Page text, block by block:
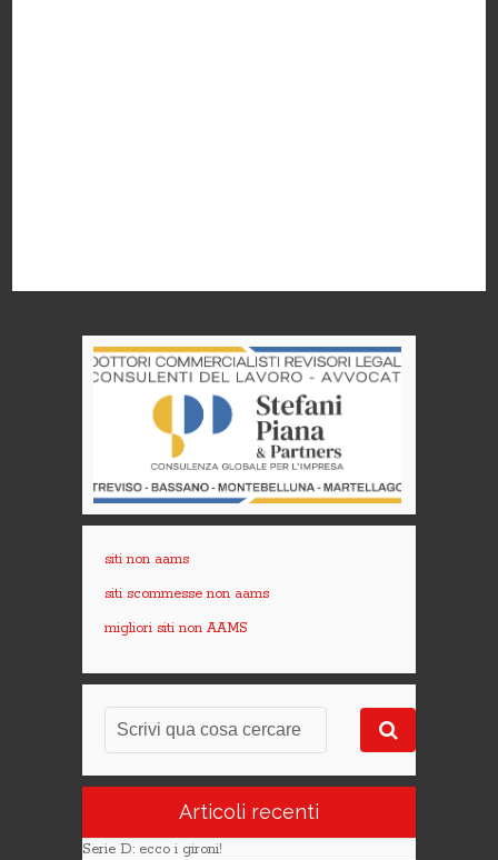
siti non aams
siti scommesse non aams
migliori siti non AAMS
Articoli recenti
Serie D: ecco i gironi!